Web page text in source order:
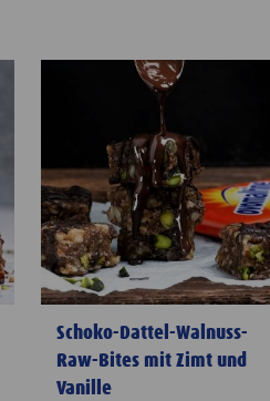
Schoko-Dattel-Walnuss-
Raw-Bites mit Zimt und
Vanille